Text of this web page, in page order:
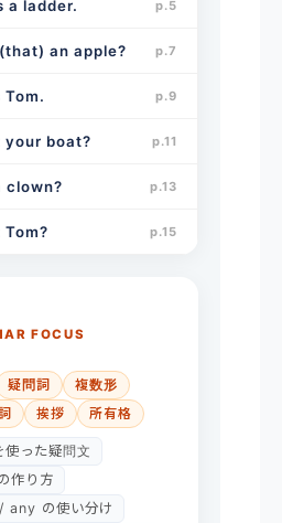
a ladder. p.5
an apple? p.7
Tom. p.9
your boat? p.11
clown? p.13
p.15
FOCUS
疑問詞
複数形
挨拶 所有格
った疑問文
作り方
any の使い分け